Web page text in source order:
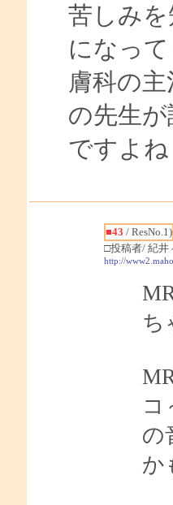
苦しみ
になっ
膚科の
の先生
ですよね
■43 / ResNo.1)
□投稿者/ 紀井
http://
ち
コ
の
か